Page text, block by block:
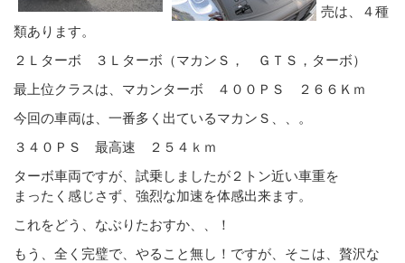
売は、４種
類あります。
２Ｌターボ ３Ｌターボ（マカンＳ， ＧＴＳ，ターボ）
最上位クラスは、マカンターボ ４００ＰＳ ２６６Ｋｍ
今回の車両は、一番多く出ているマカンＳ、、。
３４０ＰＳ 最高速 ２５４ｋｍ
ターボ車両ですが、試乗しましたが２トン近い車重を
まったく感じさず、強烈な加速を体感出来ます。
これをどう、なぶりたおすか、、！
もう、全く完璧で、やること無し！ですが、そこは、贅沢な